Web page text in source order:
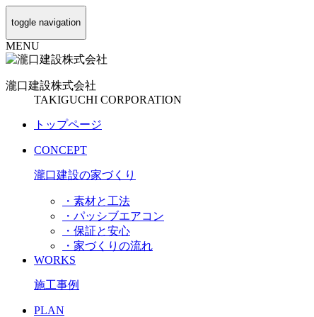
toggle navigation
MENU
瀧口建設株式会社
TAKIGUCHI CORPORATION
トップページ
CONCEPT
瀧口建設の家づくり
・素材と工法
・パッシブエアコン
・保証と安心
・家づくりの流れ
WORKS
施工事例
PLAN